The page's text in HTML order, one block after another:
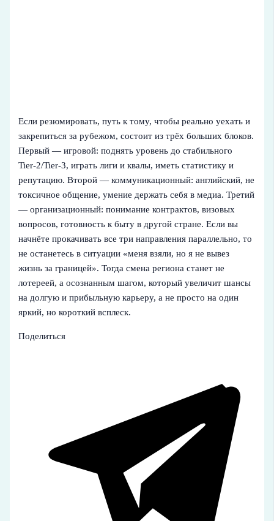
Если резюмировать, путь к тому, чтобы реально уехать и
закрепиться за рубежом, состоит из трёх больших блоков.
Первый — игровой: поднять уровень до стабильного
Tier‑2/Tier‑3, играть лиги и квалы, иметь статистику и
репутацию. Второй — коммуникационный: английский, не
токсичное общение, умение держать себя в медиа. Третий
— организационный: понимание контрактов, визовых
вопросов, готовность к быту в другой стране. Если вы
начнёте прокачивать все три направления параллельно, то
не останетесь в ситуации «меня взяли, но я не вывез
жизнь за границей». Тогда смена региона станет не
лотереей, а осознанным шагом, который увеличит шансы
на долгую и прибыльную карьеру, а не просто на один
яркий, но короткий всплеск.
Поделиться